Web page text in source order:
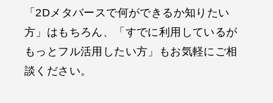
「2Dメタバースで何ができるか知りたい
方」はもちろん、「すでに利用しているが
もっとフル活用したい方」もお気軽にご相
談ください。